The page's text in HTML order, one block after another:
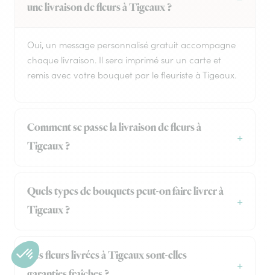
une livraison de fleurs à Tigeaux ?
Oui, un message personnalisé gratuit accompagne
chaque livraison. Il sera imprimé sur un carte et
remis avec votre bouquet par le fleuriste à Tigeaux.
Comment se passe la livraison de fleurs à
Tigeaux ?
Quels types de bouquets peut-on faire livrer à
Tigeaux ?
Les fleurs livrées à Tigeaux sont-elles